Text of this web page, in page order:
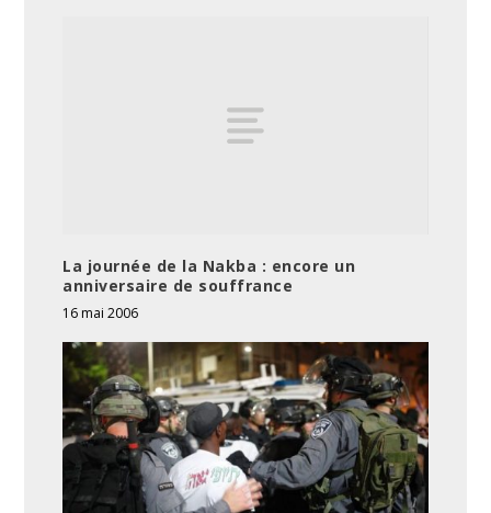
La journée de la Nakba : encore un
anniversaire de souffrance
16 mai 2006